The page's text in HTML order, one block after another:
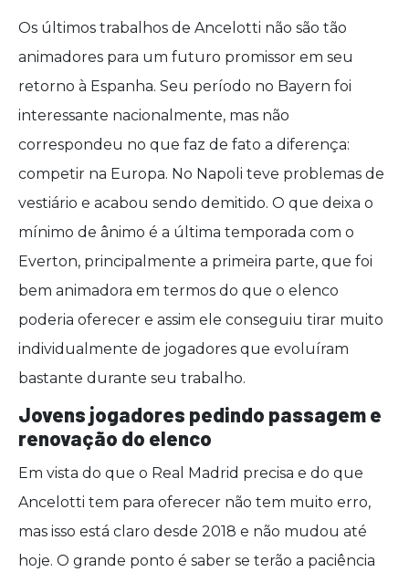
Os últimos trabalhos de Ancelotti não são tão
animadores para um futuro promissor em seu
retorno à Espanha. Seu período no Bayern foi
interessante nacionalmente, mas não
correspondeu no que faz de fato a diferença:
competir na Europa. No Napoli teve problemas de
vestiário e acabou sendo demitido. O que deixa o
mínimo de ânimo é a última temporada com o
Everton, principalmente a primeira parte, que foi
bem animadora em termos do que o elenco
poderia oferecer e assim ele conseguiu tirar muito
individualmente de jogadores que evoluíram
bastante durante seu trabalho.
Jovens jogadores pedindo passagem e
renovação do elenco
Em vista do que o Real Madrid precisa e do que
Ancelotti tem para oferecer não tem muito erro,
mas isso está claro desde 2018 e não mudou até
hoje. O grande ponto é saber se terão a paciência